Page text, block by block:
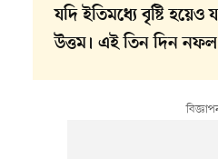
যদি ইতিমধ্যে বৃষ্টি
উত্তম। এই তিন দিন নফল